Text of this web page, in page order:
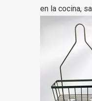
en la cocina,